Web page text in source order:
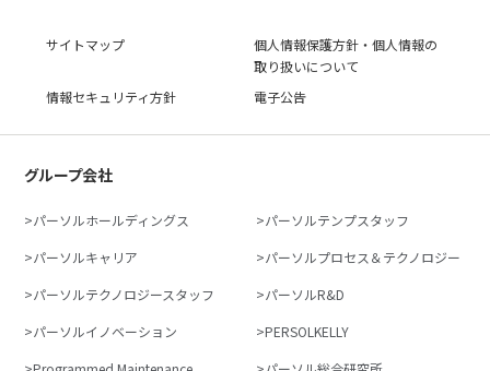
サイトマップ
個人情報保護方針・個人情報の
取り扱いについて
情報セキュリティ方針
電子公告
グループ会社
パーソルホールディングス
パーソルテンプスタッフ
パーソルキャリア
パーソルプロセス＆テクノロジー
パーソルテクノロジースタッフ
パーソルR&D
パーソルイノベーション
PERSOLKELLY